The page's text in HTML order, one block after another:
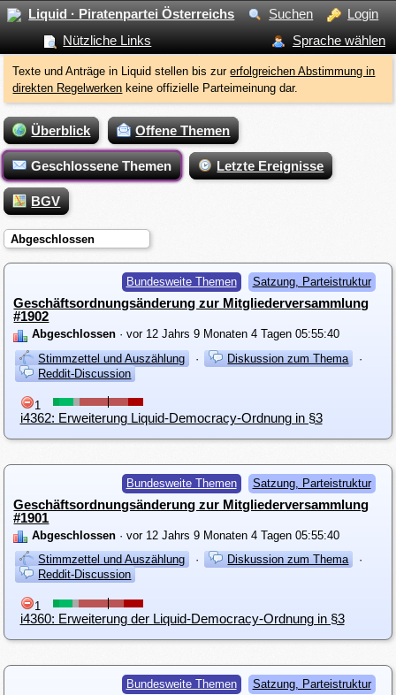
Liquid · Piratenpartei Österreichs Suchen
Login
Nützliche Links
Sprache wählen
Texte und Anträge in Liquid stellen bis zurerfolgreichen Abstimmung in
direkten Regelwerken keine offizielle Parteimeinung dar.
Überblick Offene Themen
Geschlossene Themen Letzte Ereignisse
BGV
Abgeschlossen
Bundesweite Themen Satzung, Parteistruktur
Geschäftsordnungsänderung zur Mitgliederversammlung
#1902
Abgeschlossen · vor 12 Jahrs 9 Monaten 4 Tagen 05:55:40
Stimmzettel und Auszählung
· Diskussion zum Thema
·
Reddit-Discussion
1
i4362: Erweiterung Liquid-Democracy-Ordnung in §3
Bundesweite Themen Satzung, Parteistruktur
Geschäftsordnungsänderung zur Mitgliederversammlung
#1901
Abgeschlossen · vor 12 Jahrs 9 Monaten 4 Tagen 05:55:40
Stimmzettel und Auszählung
· Diskussion zum Thema
·
Reddit-Discussion
1
i4360: Erweiterung der Liquid-Democracy-Ordnung in §3
Bundesweite Themen Satzung, Parteistruktur